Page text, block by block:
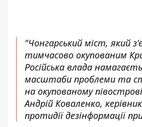
"Чонгарський міст, який
тимчасово окупованим
Російська влада
масштаби проблеми та
на окупованому
Андрій Коваленко,
протидії дезінформації